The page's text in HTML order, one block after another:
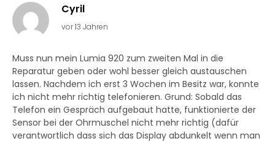
Cyril
vor 13 Jahren
Muss nun mein Lumia 920 zum zweiten Mal in die
Reparatur geben oder wohl besser gleich austauschen
lassen. Nachdem ich erst 3 Wochen im Besitz war, konnte
ich nicht mehr richtig telefonieren. Grund: Sobald das
Telefon ein Gespräch aufgebaut hatte, funktionierte der
Sensor bei der Ohrmuschel nicht mehr richtig (dafür
verantwortlich dass sich das Display abdunkelt wenn man